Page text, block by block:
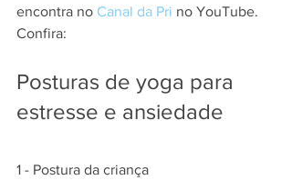
encontra no Canal da Pri no YouTube.
Confira:
Posturas de yoga para
estresse e ansiedade
1 - Postura da criança